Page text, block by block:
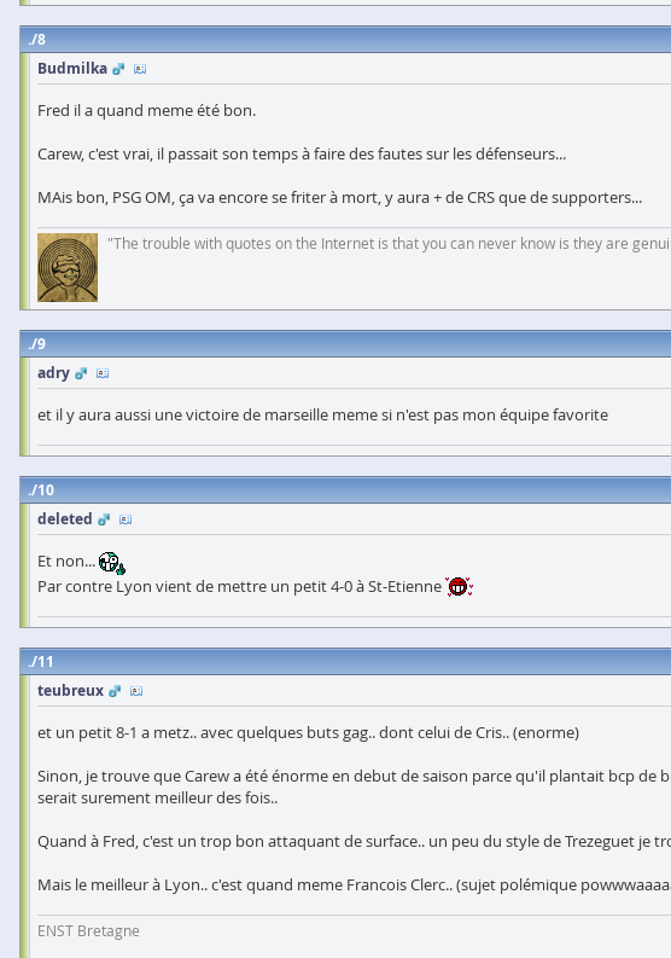
8
Budmilka
Fred il a quand meme été bon.
Carew, c'est vrai, il passait son temps à faire des fautes sur les défenseurs...
MAis bon, PSG OM, ça va encore se friter à mort, y aura + de CRS que de supporters...
"The trouble with quotes on the Internet is that you can never know is they are
9
adry
et il y aura aussi une victoire de marseille meme si n'est pas mon équipe favorite
10
deleted
Et non...
Par contre Lyon vient de mettre un petit 4-0 à St-Etienne
11
teubreux
et un petit 8-1 a metz.. avec quelques buts gag.. dont celui de Cris.. (enorme)
Sinon, je trouve que Carew a été énorme en debut de saison parce qu'il plantait bcp
serait surement meilleur des fois..
Quand à Fred, c'est un trop bon attaquant de surface.. un peu du style de Trezeguet je
Mais le meilleur à Lyon.. c'est quand meme Francois Clerc.. (sujet polémique
ENST Bretagne